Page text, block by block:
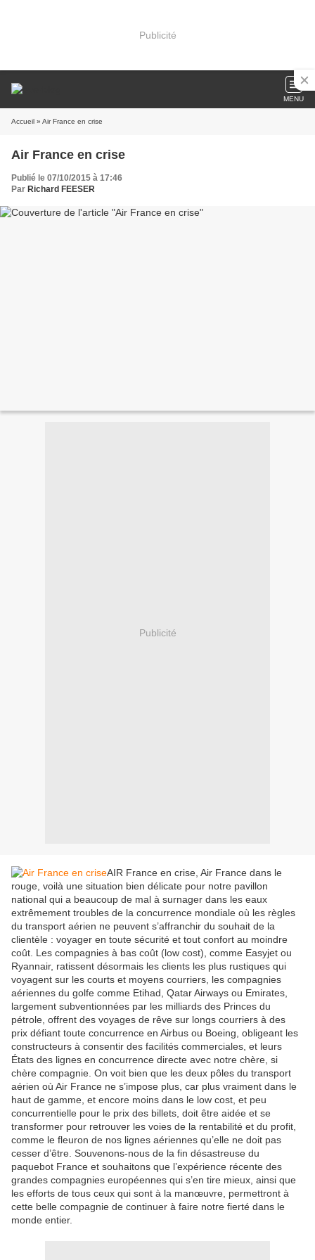
Publicité
MENU
Accueil » Air France en crise
Air France en crise
Publié le 07/10/2015 à 17:46
Par Richard FEESER
Publicité
AIR France en crise, Air France dans le
rouge, voilà une situation bien délicate pour notre pavillon
national qui a beaucoup de mal à surnager dans les eaux
extrêmement troubles de la concurrence mondiale où les règles
du transport aérien ne peuvent s’affranchir du souhait de la
clientèle : voyager en toute sécurité et tout confort au moindre
coût. Les compagnies à bas coût (low cost), comme Easyjet ou
Ryannair, ratissent désormais les clients les plus rustiques qui
voyagent sur les courts et moyens courriers, les compagnies
aériennes du golfe comme Etihad, Qatar Airways ou Emirates,
largement subventionnées par les milliards des Princes du
pétrole, offrent des voyages de rêve sur longs courriers à des
prix défiant toute concurrence en Airbus ou Boeing, obligeant les
constructeurs à consentir des facilités commerciales, et leurs
États des lignes en concurrence directe avec notre chère, si
chère compagnie. On voit bien que les deux pôles du transport
aérien où Air France ne s’impose plus, car plus vraiment dans le
haut de gamme, et encore moins dans le low cost, et peu
concurrentielle pour le prix des billets, doit être aidée et se
transformer pour retrouver les voies de la rentabilité et du profit,
comme le fleuron de nos lignes aériennes qu’elle ne doit pas
cesser d’être. Souvenons-nous de la fin désastreuse du
paquebot France et souhaitons que l’expérience récente des
grandes compagnies européennes qui s’en tire mieux, ainsi que
les efforts de tous ceux qui sont à la manœuvre, permettront à
cette belle compagnie de continuer à faire notre fierté dans le
monde entier.